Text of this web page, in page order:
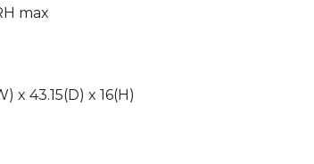
max
x 43.15(D) x 16(H)